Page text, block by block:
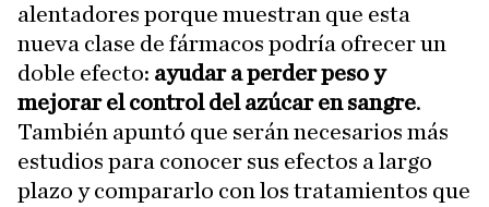
alentadores porque muestran que esta
nueva clase de fármacos podría ofrecer un
doble efecto: ayudar a perder peso y
mejorar el control del azúcar en sangre.
También apuntó que serán necesarios más
estudios para conocer sus efectos a largo
plazo y compararlo con los tratamientos que